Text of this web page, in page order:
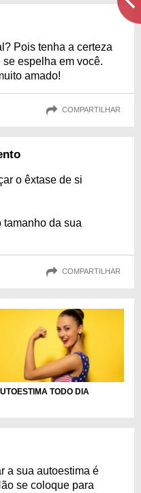
Pois tenha a certeza
espelha em você.
amado!
COMPARTILHAR
o êxtase de si
da sua
COMPARTILHAR
TODO DIA
a sua autoestima é
se coloque para